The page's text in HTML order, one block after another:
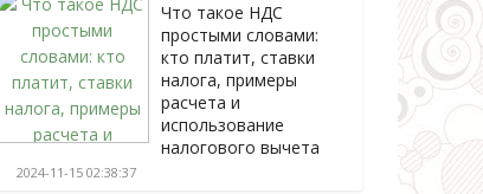
Что такое НДС
простыми словами:
кто платит, ставки
налога, примеры
расчета и
использование
налогового вычета
2024-11-15 02:38:37